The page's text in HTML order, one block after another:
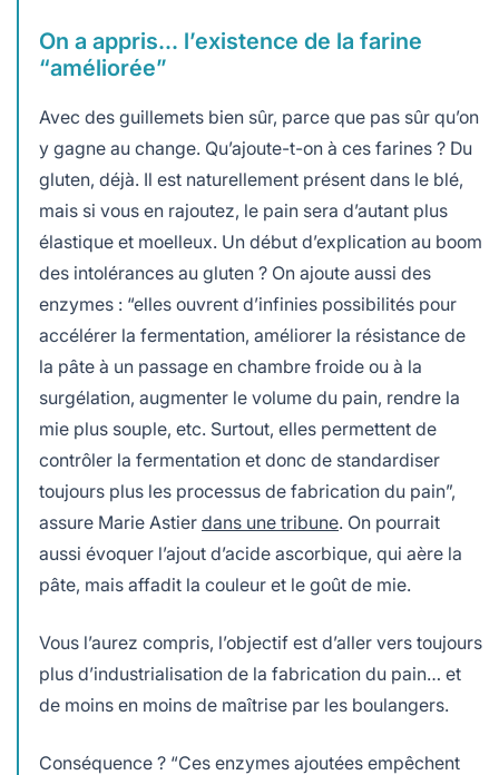
On a appris… l’existence de la farine
“améliorée”
Avec des guillemets bien sûr, parce que pas sûr qu’on
y gagne au change. Qu’ajoute-t-on à ces farines ? Du
gluten, déjà. Il est naturellement présent dans le blé,
mais si vous en rajoutez, le pain sera d’autant plus
élastique et moelleux. Un début d’explication au boom
des intolérances au gluten ? On ajoute aussi des
enzymes : “elles ouvrent d’infinies possibilités pour
accélérer la fermentation, améliorer la résistance de
la pâte à un passage en chambre froide ou à la
surgélation, augmenter le volume du pain, rendre la
mie plus souple, etc. Surtout, elles permettent de
contrôler la fermentation et donc de standardiser
toujours plus les processus de fabrication du pain”,
assure Marie Astier dans une tribune. On pourrait
aussi évoquer l’ajout d’acide ascorbique, qui aère la
pâte, mais affadit la couleur et le goût de mie.
Vous l’aurez compris, l’objectif est d’aller vers toujours
plus d’industrialisation de la fabrication du pain… et
de moins en moins de maîtrise par les boulangers.
Conséquence ? “Ces enzymes ajoutées empêchent